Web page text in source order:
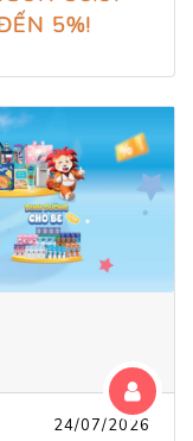
5%!
24/07/2026